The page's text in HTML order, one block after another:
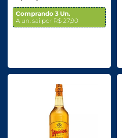
Comprando 3 Un.
A un. sai por R$ 27,90